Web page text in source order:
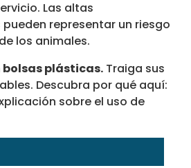
Las altas
representar un riesgo
los animales.
bolsas plásticas. Traiga sus
Descubra por qué aquí:
sobre el uso de